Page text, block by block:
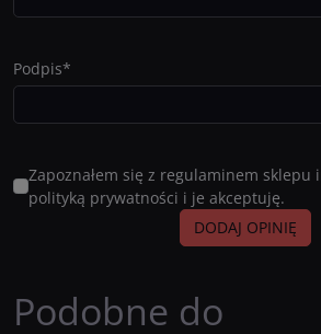
Podpis*
Zapoznałem się z regulaminem sklepu
polityką prywatności i je akceptuję.
Podobne do